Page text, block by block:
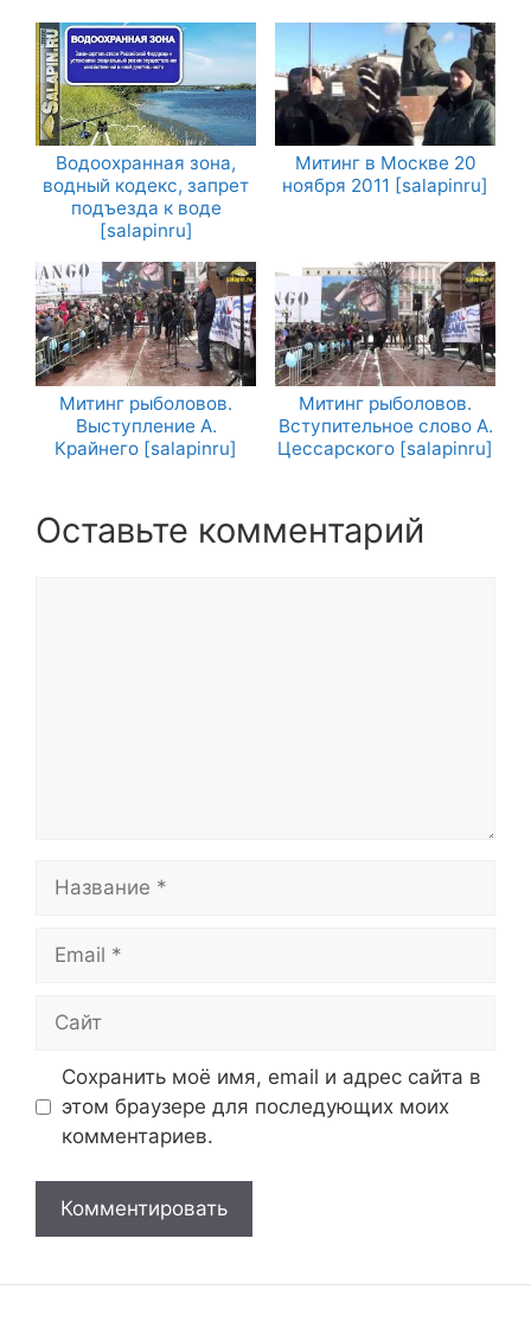
Водоохранная зона,
водный кодекс, запрет
подъезда к воде
[salapinru]
Митинг в Москве 20
ноября 2011 [salapinru]
Митинг рыболовов.
Выступление А.
Крайнего [salapinru]
Митинг рыболовов.
Вступительное слово А.
Цессарского [salapinru]
Оставьте комментарий
Сохранить моё имя, email и адрес сайта в
этом браузере для последующих моих
комментариев.